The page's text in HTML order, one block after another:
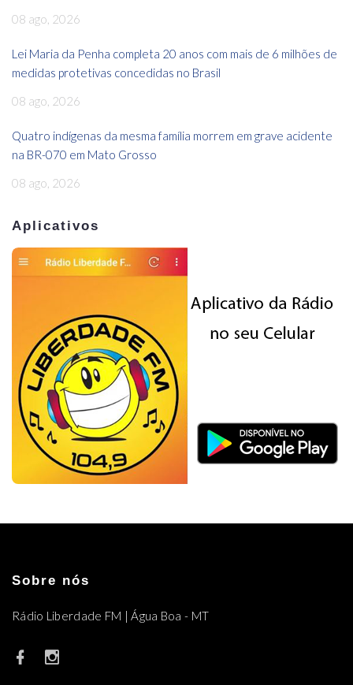
08 ago, 2026
Lei Maria da Penha completa 20 anos com mais de 6 milhões de
medidas protetivas concedidas no Brasil
08 ago, 2026
Quatro indígenas da mesma família morrem em grave acidente
na BR-070 em Mato Grosso
08 ago, 2026
Aplicativos
Sobre nós
Rádio Liberdade FM | Água Boa - MT